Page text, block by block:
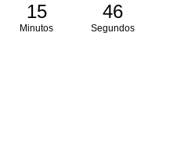
15
Minutos
45
Segundos